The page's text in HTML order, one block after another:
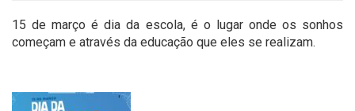
15 de março é dia da escola, é o lugar onde os sonhos
começam e através da educação que eles se realizam.
'